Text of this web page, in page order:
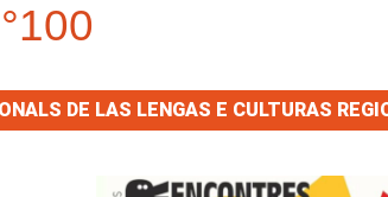
DE LAS LENGAS E CULTURAS